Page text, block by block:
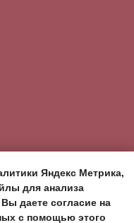
Яндекс Метрика,
для анализа
даете согласие на
с помощью этого